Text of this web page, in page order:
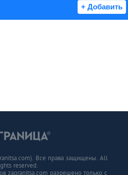
+ Добавить
Все права защищены. All
reserved.
zagranitsa.com разрешено только с